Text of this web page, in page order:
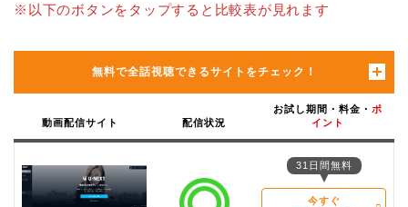
※以下のボタンをタップすると比較表が見れます
無料で全話視聴できるサイトをチェック！
動画配信サイト 配信状況
お試し期間・料金・ ポ
イント
31日間無料
今すぐ